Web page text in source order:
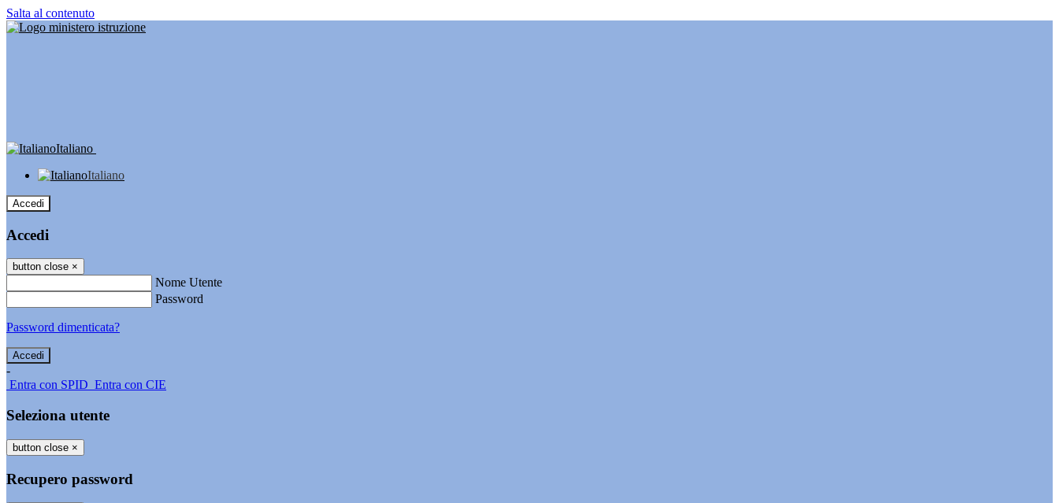
Salta al contenuto
Italiano
Italiano
Accedi
Accedi
button close ×
Nome Utente
Password
Password dimenticata?
-
Entra con SPID Entra con CIE
Seleziona utente
button close ×
Recupero password